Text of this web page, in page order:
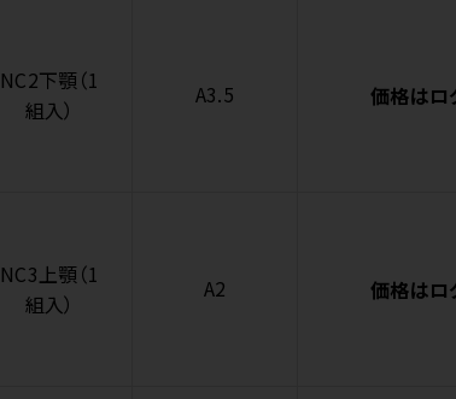
NC2下顎（1
組入）
A3.5 価格はロ
NC3上顎（1
組入）
A2 価格はロ